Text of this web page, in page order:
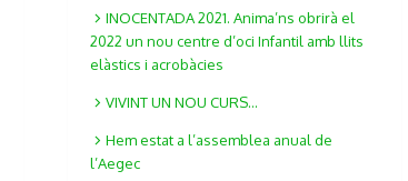
INOCENTADA 2021. Anima’ns obrirà el
2022 un nou centre d’oci Infantil amb llits
elàstics i acrobàcies
VIVINT UN NOU CURS…
Hem estat a l’assemblea anual de
l’Aegec